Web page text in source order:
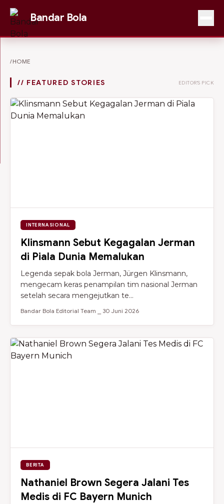
Bandar Bola
/HOME
// FEATURED STORIES EDITOR'S PICK
INTERNASIONAL
Klinsmann Sebut Kegagalan Jerman
di Piala Dunia Memalukan
Legenda sepak bola Jerman, Jürgen Klinsmann,
mengecam keras penampilan tim nasional Jerman
setelah secara mengejutkan te...
Bandar Bola Editorial Team ⎯ 30 Juni 2026
BERITA
Nathaniel Brown Segera Jalani Tes
Medis di FC Bayern Munich